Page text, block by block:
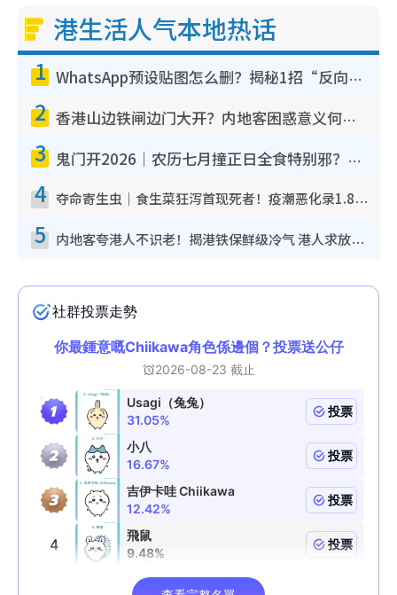
港生活人气本地热话
1 WhatsApp预设贴图怎么删？揭秘1招“反向操作”还原简洁界面 附3步实测教程
2 香港山边铁闸边门大开？内地客困惑意义何在！网友神回复：这种叫法理性防御
3 鬼门开2026｜农历七月撞正日全食特别邪？专家警告切忌做一事！揭4大禁忌+2招保平安
4 夺命寄生虫｜食生菜狂泻首现死者！疫潮恶化录1.8万宗病例 揭洗菜3大谬误
5 内地客夸港人不识老！揭港铁保鲜级冷气 港人求放过：别投诉